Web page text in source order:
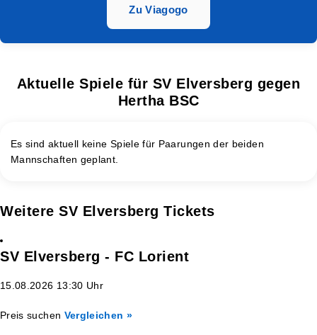
Zu Viagogo
Aktuelle Spiele für SV Elversberg gegen
Hertha BSC
Es sind aktuell keine Spiele für Paarungen der beiden
Mannschaften geplant.
Weitere SV Elversberg Tickets
SV Elversberg - FC Lorient
15.08.2026 13:30 Uhr
Preis suchen Vergleichen »